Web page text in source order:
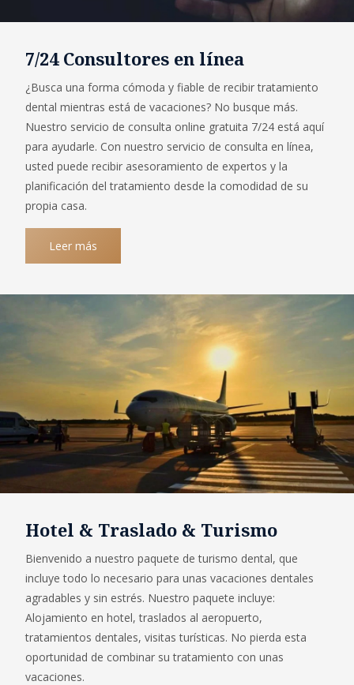
7/24 Consultores en línea
¿Busca una forma cómoda y fiable de recibir tratamiento
dental mientras está de vacaciones? No busque más.
Nuestro servicio de consulta online gratuita 7/24 está aquí
para ayudarle. Con nuestro servicio de consulta en línea,
usted puede recibir asesoramiento de expertos y la
planificación del tratamiento desde la comodidad de su
propia casa.
Leer más
Hotel & Traslado & Turismo
Bienvenido a nuestro paquete de turismo dental, que
incluye todo lo necesario para unas vacaciones dentales
agradables y sin estrés. Nuestro paquete incluye:
Alojamiento en hotel, traslados al aeropuerto,
tratamientos dentales, visitas turísticas. No pierda esta
oportunidad de combinar su tratamiento con unas
vacaciones.